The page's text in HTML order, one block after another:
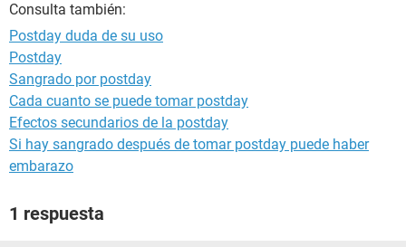
Consulta también:
Postday duda de su uso
Postday
Sangrado por postday
Cada cuanto se puede tomar postday
Efectos secundarios de la postday
Si hay sangrado después de tomar postday puede haber
embarazo
1 respuesta